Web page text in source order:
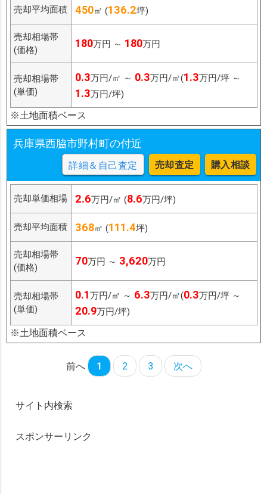
売却平均面積 450㎡ (136.2坪)
売却相場帯
(価格)
180万円 ～ 180万円
売却相場帯
(単価)
0.3万円/㎡ ～ 0.3万円/㎡(1.3万円/坪 ～
1.3万円/坪)
※土地面積ベース
兵庫県西脇市野村町の付近
詳細＆自己査定 売却査定 購入相談
売却単価相場 2.6万円/㎡ (8.6万円/坪)
売却平均面積 368㎡ (111.4坪)
売却相場帯
(価格)
70万円 ～ 3,620万円
売却相場帯
(単価)
0.1万円/㎡ ～ 6.3万円/㎡(0.3万円/坪 ～
20.9万円/坪)
※土地面積ベース
前へ 1 2 3 次へ
サイト内検索
スポンサーリンク